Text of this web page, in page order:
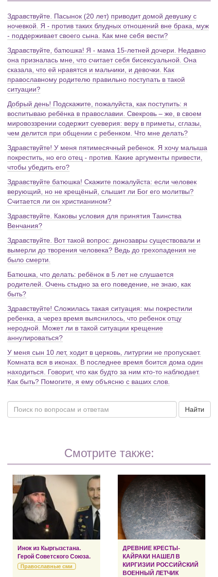
Здравствуйте. Пасынок (20 лет) приводит домой девушку с
ночевкой. Я - против таких блудных отношений вне брака, муж
- поддерживает своего сына. Как мне себя вести?
Здравствуйте, батюшка! Я - мама 15-летней дочери. Недавно
она призналась мне, что считает себя бисексуальной. Она
сказала, что ей нравятся и мальчики, и девочки. Как
православному родителю правильно поступать в такой
ситуации?
Добрый день! Подскажите, пожалуйста, как поступить: я
воспитываю ребёнка в православии. Свекровь – же, в своем
мировоззрении содержит суеверия: веру в приметы, сглазы,
чем делится при общении с ребенком. Что мне делать?
Здравствуйте! У меня пятимесячный ребенок. Я хочу малыша
покрестить, но его отец - против. Какие аргументы привести,
чтобы убедить его?
Здравствуйте батюшка! Скажите пожалуйста: если человек
верующий, но не крещёный, слышит ли Бог его молитвы?
Считается ли он христианином?
Здравствуйте. Каковы условия для принятия Таинства
Венчания?
Здравствуйте. Вот такой вопрос: динозавры существовали и
вымерли до творения человека? Ведь до грехопадения не
было смерти.
Батюшка, что делать: ребёнок в 5 лет не слушается
родителей. Очень стыдно за его поведение, не знаю, как
быть?
Здравствуйте! Сложилась такая ситуация: мы покрестили
ребенка, а через время выяснилось, что ребенок отцу
неродной. Может ли в такой ситуации крещение
аннулироваться?
У меня сын 10 лет, ходит в церковь, литургии не пропускает.
Комната вся в иконах. В последнее время боится дома один
находиться. Говорит, что как будто за ним кто-то наблюдает.
Как быть? Помогите, я ему объясню с ваших слов.
Найти
Смотрите также:
Инок из Кыргызстана.
Герой Советского Союза.
Православные сми
ДРЕВНИЕ КРЕСТЫ-
КАЙРАКИ НАШЕЛ В
КИРГИЗИИ РОССИЙСКИЙ
ВОЕННЫЙ ЛЕТЧИК